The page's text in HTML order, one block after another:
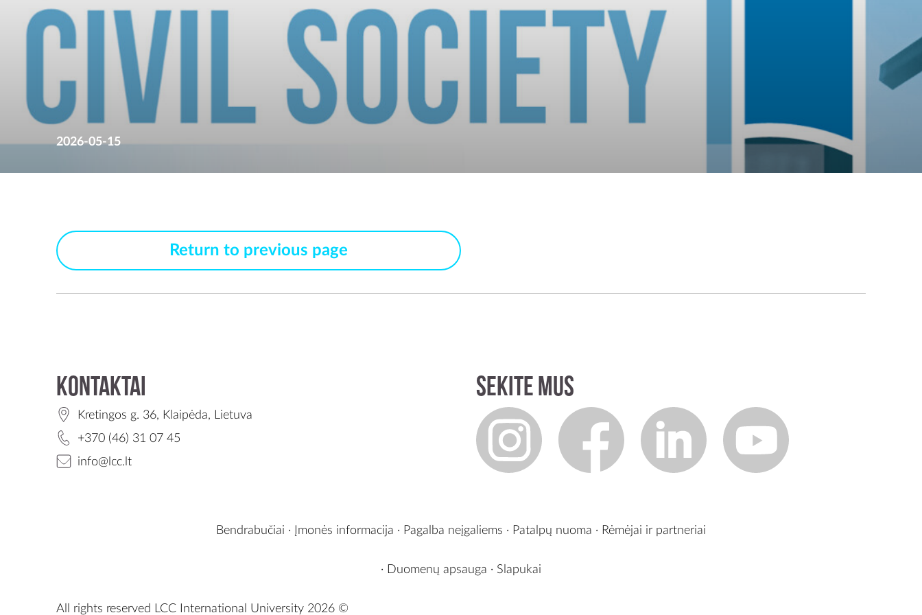
2026-05-15
Return to previous page
Kontaktai
Kretingos g. 36, Klaipėda, Lietuva
+370 (46) 31 07 45
info@lcc.lt
Sekite mus
Bendrabučiai · Įmonės informacija · Pagalba neįgaliems · Patalpų nuoma · Rėmėjai ir partneriai
· Duomenų apsauga · Slapukai
All rights reserved LCC International University 2026 ©